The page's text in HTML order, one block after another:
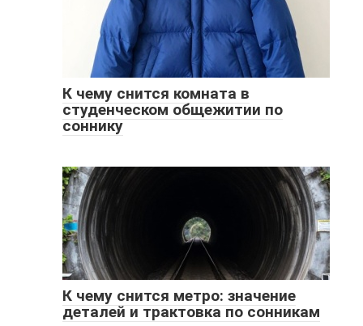
К чему снится комната в
студенческом общежитии по
соннику
К чему снится метро: значение
деталей и трактовка по сонникам